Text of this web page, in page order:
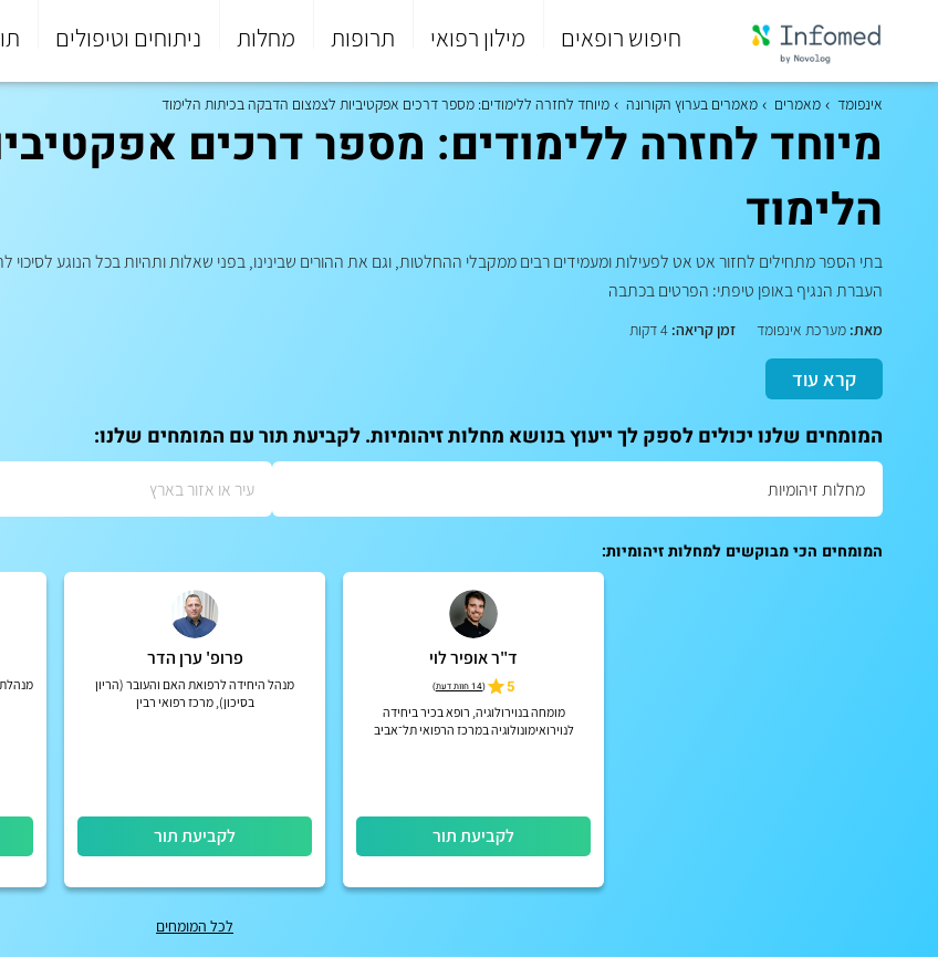
חיפוש רופאים מילון רפואי תרופות מחלות ניתוחים וטיפולים
סוף
התפריט
אינפומד מאמרים מאמרים בערוץ הקורונה מיוחד לחזרה ללימודים: מספר דרכים אפקטיביות לצמצום הדבקה בכיתות הלימוד
מיוחד לחזרה ללימודים: מספר דרכים
הלימוד
בתי הספר מתחילים לחזור אט אט לפעילות ומעמידים רבים ממקבלי ההחלטות, וגם את ההורים שבינינו, בפני שאלות ותהיות בכל הנוגע
העברת הנגיף באופן טיפתי: הפרטים בכתבה
מאת: מערכת אינפומד זמן קריאה:
קרא עוד
המומחים שלנו יכולים לספק לך ייעוץ בנושא מחלות זיהומיות. לקביעת תור עם המומחים שלנו:
המומחים הכי מבוקשים למחלות זיהומיות:
ד"ר אופיר לוי
5
(14 חוות דעת )
מומחה בנוירולוגיה, רופא בכיר ביחידה
לנוירואימונולוגיה במרכז הרפואי תל־אביב
לקביעת תור
פרופ' ערן הדר
מנהל היחידה לרפואת האם והעובר (הריון
בסיכון), מרכז רפואי רבין
לקביעת תור
מנהלת
לכל המומחים